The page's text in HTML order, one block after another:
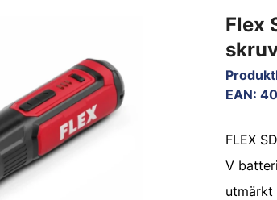
Flex
EAN:
FLEX
V
utmärkt